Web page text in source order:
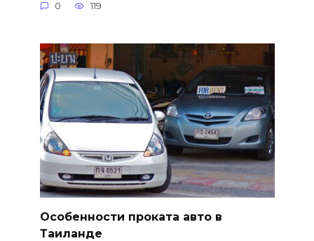
0 119
Особенности проката авто в
Таиланде